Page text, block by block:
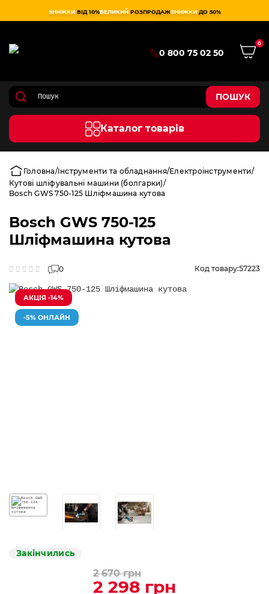
ЗНИЖКИ ВІД 10%ВЕЛИКИЙ РОЗПРОДАЖЗНИЖКИ ДО 50%
0 800 75 02 50
0
ПОШУК
Каталог товарів
Головна Інструменти та обладнання Електроінструменти
Кутові шліфувальні машини (болгарки)
Bosch GWS 750-125 Шліфмашина кутова
Bosch GWS 750-125
Шліфмашина кутова
0 Код товару:57223
АКЦІЯ -14%
-5% ОНЛАЙН
Закінчились
2 670 грн
2 298 грн